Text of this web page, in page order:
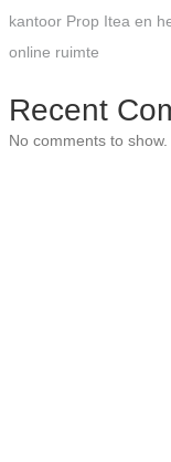
kantoor Prop Itea en
online ruimte
Recent
No comments to show.